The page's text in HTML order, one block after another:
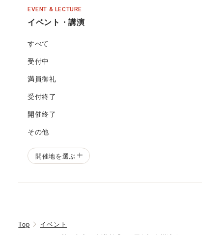
EVENT & LECTURE
イベント・講演
すべて
受付中
満員御礼
受付終了
開催終了
その他
開催地を選ぶ
Top
イベント